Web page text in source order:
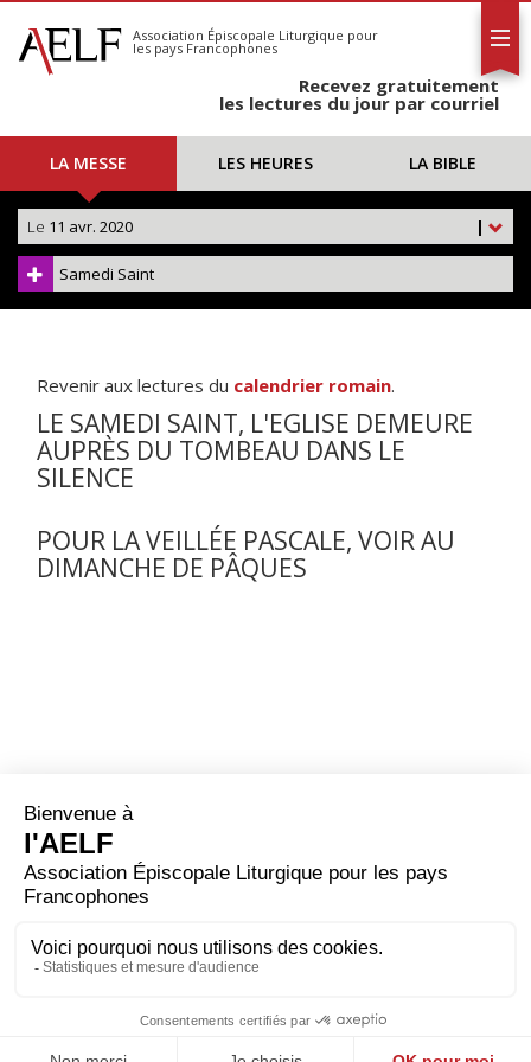
S'abonner
Calendrier
Association Épiscopale Liturgique pour
les pays Francophones
Recevez gratuitement
les lectures du jour par courriel
LA MESSE LES HEURES LA BIBLE
|
Le 11 avr. 2020
Samedi Saint
Revenir aux lectures du calendrier romain.
LE SAMEDI SAINT, L'EGLISE DEMEURE
AUPRÈS DU TOMBEAU DANS LE
SILENCE
POUR LA VEILLÉE PASCALE, VOIR AU
DIMANCHE DE PÂQUES